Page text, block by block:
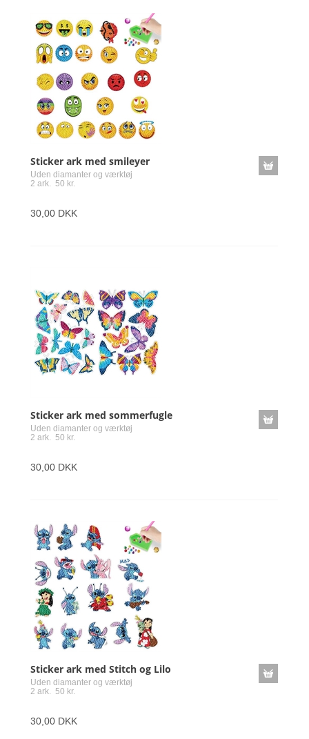
Sticker ark med smileyer
Uden diamanter og værktøj
2 ark. 50 kr.
30,00 DKK
Sticker ark med sommerfugle
Uden diamanter og værktøj
2 ark. 50 kr.
30,00 DKK
Sticker ark med Stitch og Lilo
Uden diamanter og værktøj
2 ark. 50 kr.
30,00 DKK